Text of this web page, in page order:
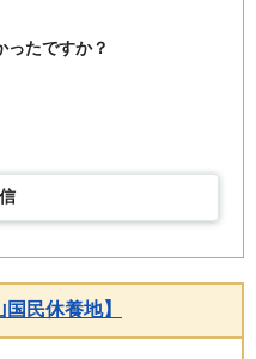
ったですか？
民休養地】